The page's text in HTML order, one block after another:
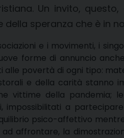
Un invito,
speranza che è in noi
e i movimenti, i
forme di annuncio
povertà di ogni tipo:
e della carità stanno
vittime della pandemia;
impossibilitati a
psico-affettivo
affrontare, la